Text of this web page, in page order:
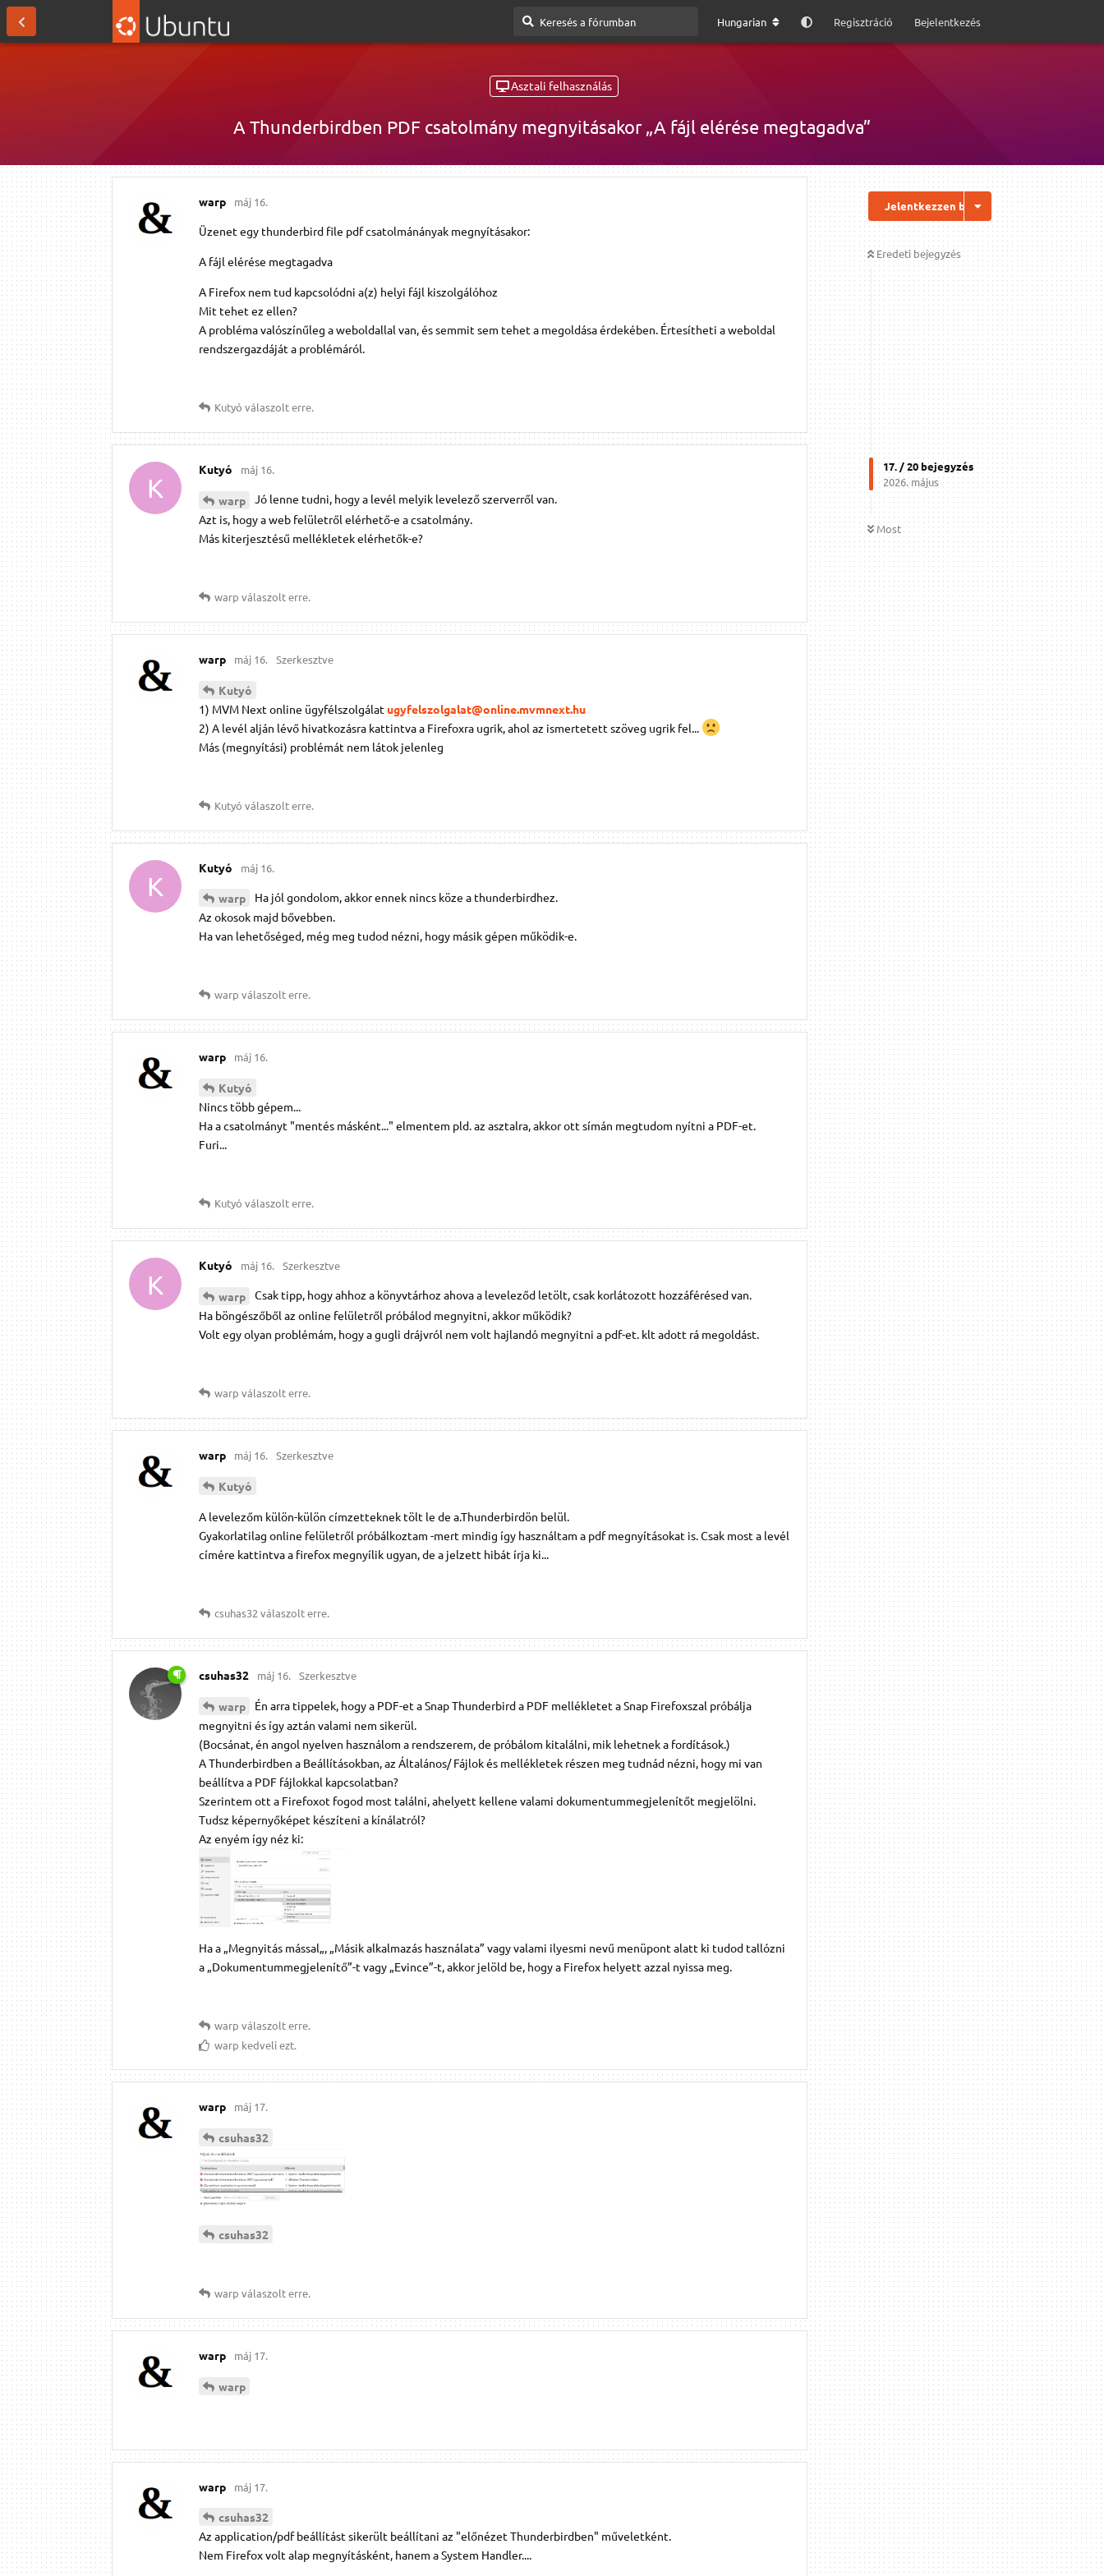
Hungarian Regisztráció Bejelentkezés
Asztali felhasználás
A Thunderbirdben PDF csatolmány megnyitásakor „A fájl elérése megtagadva”
Jelentkezzen be a válaszhoz
Eredeti bejegyzés
17. /20bejegyzés
2026. május
Most
warp máj 16.
Üzenet egy thunderbird file pdf csatolmánányak megnyításakor:
A fájl elérése megtagadva
A Firefox nem tud kapcsolódni a(z) helyi fájl kiszolgálóhoz
Mit tehet ez ellen?
A probléma valószínűleg a weboldallal van, és semmit sem tehet a megoldása érdekében. Értesítheti a weboldal
rendszergazdáját a problémáról.
Kutyó válaszolt erre.
K
Kutyó máj 16.
warp
Jó lenne tudni, hogy a levél melyik levelező szerverről van.
Azt is, hogy a web felületről elérhető-e a csatolmány.
Más kiterjesztésű mellékletek elérhetők-e?
warp válaszolt erre.
warp máj 16. Szerkesztve
Kutyó
1) MVM Next online ügyfélszolgálat ugyfelszolgalat@online.mvmnext.hu
2) A levél alján lévő hivatkozásra kattintva a Firefoxra ugrik, ahol az ismertetett szöveg ugrik fel...
Más (megnyítási) problémát nem látok jelenleg
Kutyó válaszolt erre.
K
Kutyó máj 16.
warp
Ha jól gondolom, akkor ennek nincs köze a thunderbirdhez.
Az okosok majd bővebben.
Ha van lehetőséged, még meg tudod nézni, hogy másik gépen működik-e.
warp válaszolt erre.
warp máj 16.
Kutyó
Nincs több gépem...
Ha a csatolmányt "mentés másként..." elmentem pld. az asztalra, akkor ott símán megtudom nyítni a PDF-et.
Furi...
Kutyó válaszolt erre.
K
Kutyó máj 16. Szerkesztve
warp
Csak tipp, hogy ahhoz a könyvtárhoz ahova a leveleződ letölt, csak korlátozott hozzáférésed van.
Ha böngészőből az online felületről próbálod megnyitni, akkor működik?
Volt egy olyan problémám, hogy a gugli drájvról nem volt hajlandó megnyitni a pdf-et. klt adott rá megoldást.
warp válaszolt erre.
warp máj 16. Szerkesztve
Kutyó
A levelezőm külön-külön címzetteknek tölt le de a.Thunderbirdön belül.
Gyakorlatilag online felületről próbálkoztam -mert mindig így használtam a pdf megnyításokat is. Csak most a levél
címére kattintva a firefox megnyílik ugyan, de a jelzett hibát írja ki...
csuhas32 válaszolt erre.
csuhas32 máj 16. Szerkesztve
warp
Én arra tippelek, hogy a PDF-et a Snap Thunderbird a PDF mellékletet a Snap Firefoxszal próbálja
megnyitni és így aztán valami nem sikerül.
(Bocsánat, én angol nyelven használom a rendszerem, de próbálom kitalálni, mik lehetnek a fordítások.)
A Thunderbirdben a Beállításokban, az Általános/ Fájlok és mellékletek részen meg tudnád nézni, hogy mi van
beállítva a PDF fájlokkal kapcsolatban?
Szerintem ott a Firefoxot fogod most találni, ahelyett kellene valami dokumentummegjelenítőt megjelölni.
Tudsz képernyőképet készíteni a kínálatról?
Az enyém így néz ki:
Ha a „Megnyitás mással„, „Másik alkalmazás használata” vagy valami ilyesmi nevű menüpont alatt ki tudod tallózni
a „Dokumentummegjelenítő”-t vagy „Evince”-t, akkor jelöld be, hogy a Firefox helyett azzal nyissa meg.
warp válaszolt erre.
warp kedveli ezt.
warp máj 17.
csuhas32
csuhas32
warp válaszolt erre.
warp máj 17.
warp
warp máj 17.
csuhas32
Az application/pdf beállítást sikerült beállítani az "előnézet Thunderbirdben" műveletként.
Nem Firefox volt alap megnyításként, hanem a System Handler....